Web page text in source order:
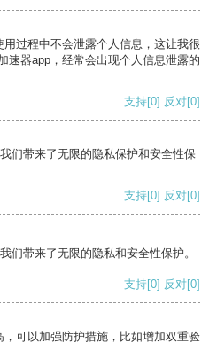
过程中不会泄露个人信息，这让我很
速器app，经常会出现个人信息泄露的
支持[0] 反对[0]
们带来了无限的隐私保护和安全性保
支持[0] 反对[0]
们带来了无限的隐私和安全性保护。
支持[0] 反对[0]
可以加强防护措施，比如增加双重验